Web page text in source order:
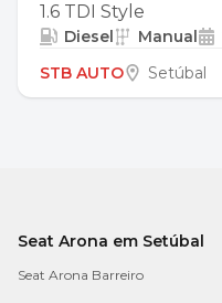
1.6 TDI Style
Diesel Manual
STB AUTO
Setúbal
Seat Arona em Setúbal
Seat Arona Barreiro